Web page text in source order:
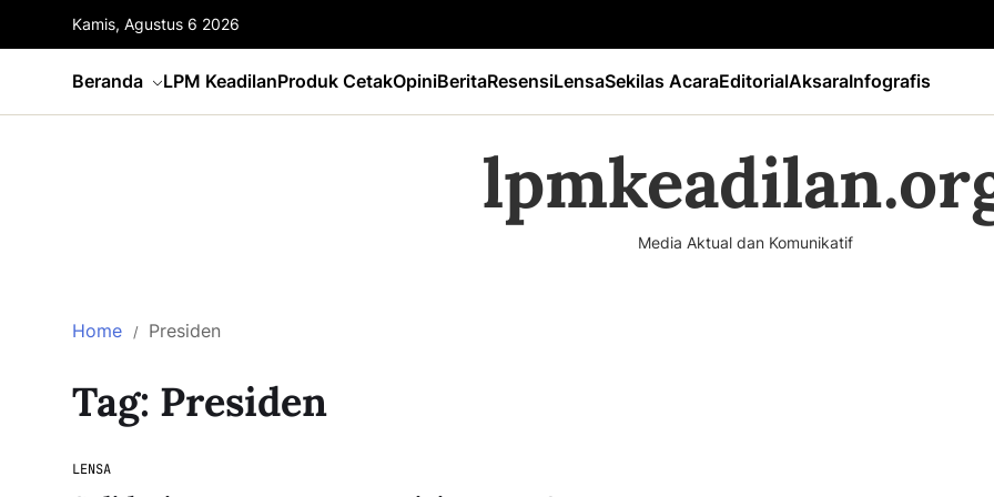
Kamis, Agustus 6 2026
Beranda LPM KeadilanProduk CetakOpiniBeritaResensiLensaSekilas AcaraEditorialAksaraInfografis
Media Aktual dan Komunikatif
Home Presiden
Tag: Presiden
LENSA